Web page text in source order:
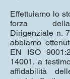
Effettuiamo lo
forza della
Dirigenziale n.
abbiamo
EN ISO
14001, a
affidabilità